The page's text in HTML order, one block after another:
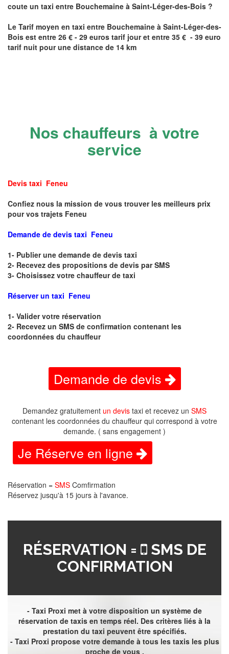
coute un taxi entre Bouchemaine à Saint-Léger-des-Bois ?
Le Tarif moyen en taxi entre Bouchemaine à Saint-Léger-des-
Bois est entre 26 € - 29 euros tarif jour et entre 35 € - 39 euro
tarif nuit pour une distance de 14 km
Nos chauffeurs à votre
service
Devis taxi Feneu
Confiez nous la mission de vous trouver les meilleurs prix
pour vos trajets Feneu
Demande de devis taxi Feneu
1- Publier une demande de devis taxi
2- Recevez des propositions de devis par SMS
3- Choisissez votre chauffeur de taxi
Réserver un taxi Feneu
1- Valider votre réservation
2- Recevez un SMS de confirmation contenant les
coordonnées du chauffeur
Demande de devis
Demandez gratuitement un devis taxi et recevez un SMS
contenant les coordonnées du chauffeur qui correspond à votre
demande. ( sans engagement )
Je Réserve en ligne
Réservation = SMS Comfirmation
Réservez jusqu'à 15 jours à l'avance.
RÉSERVATION =
SMS DE
CONFIRMATION
- Taxi Proxi met à votre disposition un système de
réservation de taxis en temps réel. Des critères liés à la
prestation du taxi peuvent être spécifiés.
- Taxi Proxi propose votre demande à tous les taxis les plus
proche de vous .